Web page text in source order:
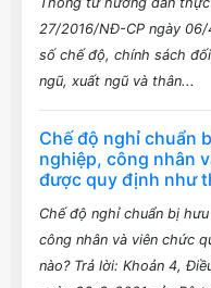
Thời điểm này, nhiều địa
tuyển sức khỏe cho
2025. Vậy trường hợp
Thông tư hướng
độ, chính sách đối
vụ tại ngũ, xuất
quan, binh sĩ tại ngũ
Thông tư hướng dẫn
27/2016/NĐ-CP ngày